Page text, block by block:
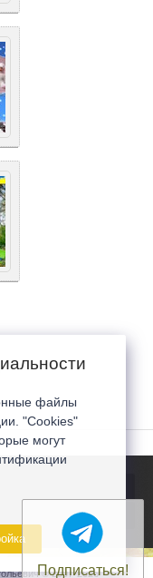
© 2007-2026
Подписаться!
файлы
"Cookies"
могут